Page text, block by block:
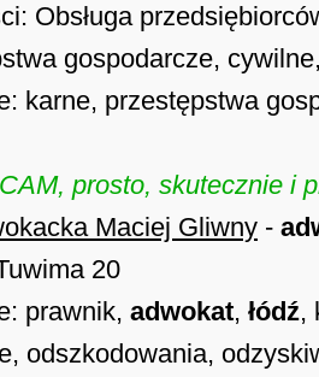
Obsługa
gospodarcze,
karne, przestępstwa
prosto, skutecznie i
Maciej Gliwny -
20
prawnik, adwokat, łódź,
odszkodowania,